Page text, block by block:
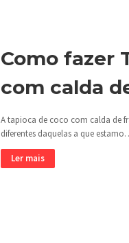
Como fazer
com calda
A tapioca de coco com calda de
diferentes daquelas a que
Ler mais